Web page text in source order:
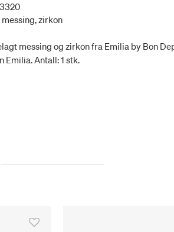
zirkon
messing og zirkon fra Emilia by Bon
Antall: 1 stk.